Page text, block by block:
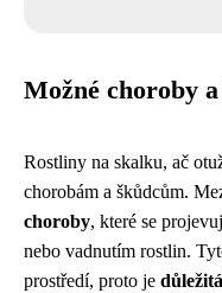
Možné choroby
Rostliny na skalku, ač
chorobám a škůdcům.
choroby, které se
nebo vadnutím rostlin.
prostředí, proto je